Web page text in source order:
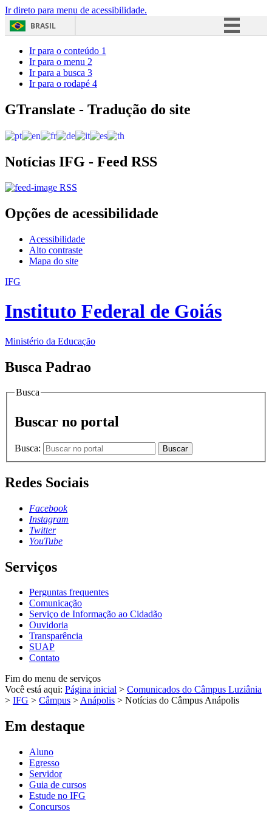
Ir direto para menu de acessibilidade.
BRASIL
Acesso à informação
Ir para o conteúdo 1
Ir para o menu 2
Ir para a busca 3
Ir para o rodapé 4
GTranslate - Tradução do site
Notícias IFG - Feed RSS
RSS
Opções de acessibilidade
Acessibilidade
Alto contraste
Mapa do site
IFG
Instituto Federal de Goiás
Ministério da Educação
Busca Padrao
Busca
Buscar no portal
Busca: Buscar
Redes Sociais
Facebook
Instagram
Twitter
YouTube
Serviços
Perguntas frequentes
Comunicação
Serviço de Informação ao Cidadão
Ouvidoria
Transparência
SUAP
Contato
Fim do menu de serviços
Você está aqui: Página inicial > Comunicados do Câmpus Luziânia
> IFG > Câmpus >Anápolis > Notícias do Câmpus Anápolis
Em destaque
Aluno
Egresso
Servidor
Guia de cursos
Estude no IFG
Concursos